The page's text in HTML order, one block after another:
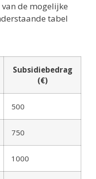
de mogelijke
tabel
Subsidiebedrag
(€)
500
750
1000